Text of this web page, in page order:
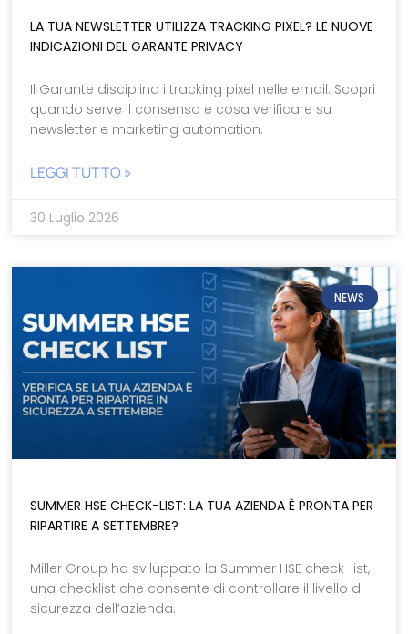
LA TUA NEWSLETTER UTILIZZA TRACKING PIXEL? LE NUOVE
INDICAZIONI DEL GARANTE PRIVACY
Il Garante disciplina i tracking pixel nelle email. Scopri
quando serve il consenso e cosa verificare su
newsletter e marketing automation.
LEGGI TUTTO »
30 Luglio 2026
NEWS
SUMMER HSE CHECK-LIST: LA TUA AZIENDA È PRONTA PER
RIPARTIRE A SETTEMBRE?
Miller Group ha sviluppato la Summer HSE check-list,
una checklist che consente di controllare il livello di
sicurezza dell’azienda.